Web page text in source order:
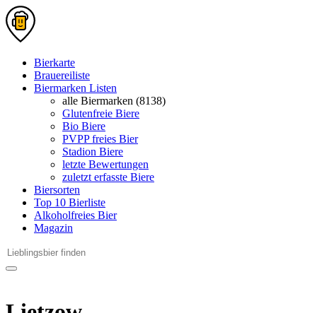
Bierkarte
Brauereiliste
Biermarken Listen
alle Biermarken (8138)
Glutenfreie Biere
Bio Biere
PVPP freies Bier
Stadion Biere
letzte Bewertungen
zuletzt erfasste Biere
Biersorten
Top 10 Bierliste
Alkoholfreies Bier
Magazin